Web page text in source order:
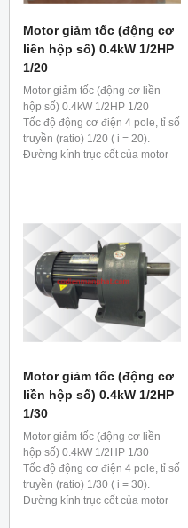
Motor giảm tốc (động cơ
liền hộp số) 0.4kW 1/2HP
1/20
Motor giảm tốc (động cơ liền
hộp số) 0.4kW 1/2HP 1/20
Tốc độ động cơ điện 4 pole, tỉ số
truyền (ratio) 1/20 ( i = 20).
Đường kính trục cốt của motor
Motor giảm tốc (động cơ
liền hộp số) 0.4kW 1/2HP
1/30
Motor giảm tốc (động cơ liền
hộp số) 0.4kW 1/2HP 1/30
Tốc độ động cơ điện 4 pole, tỉ số
truyền (ratio) 1/30 ( i = 30).
Đường kính trục cốt của motor